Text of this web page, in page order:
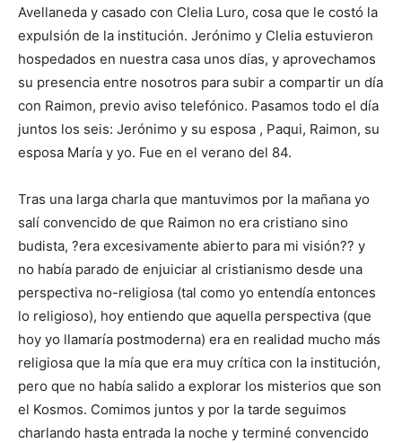
Avellaneda y casado con Clelia Luro, cosa que le costó la
expulsión de la institución. Jerónimo y Clelia estuvieron
hospedados en nuestra casa unos días, y aprovechamos
su presencia entre nosotros para subir a compartir un día
con Raimon, previo aviso telefónico. Pasamos todo el día
juntos los seis: Jerónimo y su esposa , Paqui, Raimon, su
esposa María y yo. Fue en el verano del 84.
Tras una larga charla que mantuvimos por la mañana yo
salí convencido de que Raimon no era cristiano sino
budista, ?era excesivamente abierto para mi visión?? y
no había parado de enjuiciar al cristianismo desde una
perspectiva no-religiosa (tal como yo entendía entonces
lo religioso), hoy entiendo que aquella perspectiva (que
hoy yo llamaría postmoderna) era en realidad mucho más
religiosa que la mía que era muy crítica con la institución,
pero que no había salido a explorar los misterios que son
el Kosmos. Comimos juntos y por la tarde seguimos
charlando hasta entrada la noche y terminé convencido